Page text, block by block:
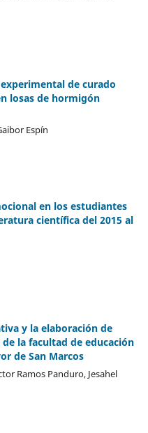
de curado
losas de hormigón
Espín
en los estudiantes
científica del 2015 al
y la elaboración de
la facultad de educación
de San Marcos
Ramos Panduro, Jesahel